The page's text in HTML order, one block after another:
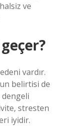
ve
vardır.
belirtisi de
stresten
iyidir.